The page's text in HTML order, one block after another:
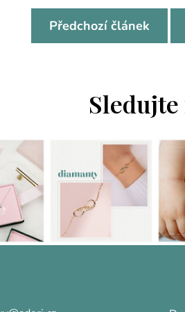
Předchozí článek
Sledujte